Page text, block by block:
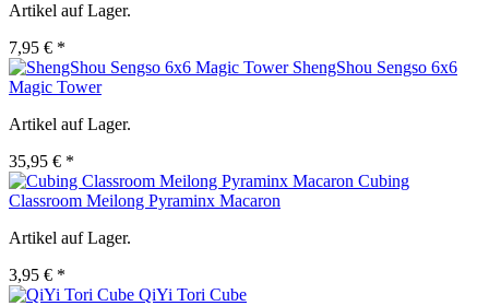
Artikel auf Lager.
7,95 € *
ShengShou Sengso 6x6
Magic Tower
Artikel auf Lager.
35,95 € *
Cubing
Classroom Meilong Pyraminx Macaron
Artikel auf Lager.
3,95 € *
QiYi Tori Cube